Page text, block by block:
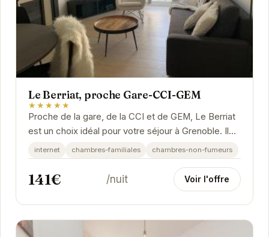
Le Berriat, proche Gare-CCI-GEM
★★★★★
Proche de la gare, de la CCI et de GEM, Le Berriat
est un choix idéal pour votre séjour à Grenoble. Il
offre un environnement confortable et...
internet chambres-familiales chambres-non-fumeurs
141€ /nuit Voir l'offre